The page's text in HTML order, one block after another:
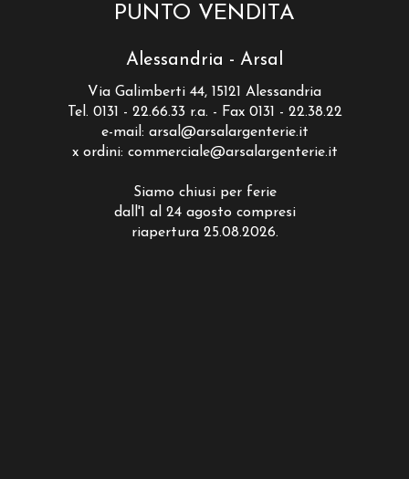
PUNTO VENDITA
Alessandria - Arsal
Via Galimberti 44, 15121 Alessandria
Tel. 0131 - 22.66.33 r.a. - Fax 0131 - 22.38.22
e-mail: arsal@arsalargenterie.it
x ordini: commerciale@arsalargenterie.it
Siamo chiusi per ferie
dall'1 al 24 agosto compresi
riapertura 25.08.2026.